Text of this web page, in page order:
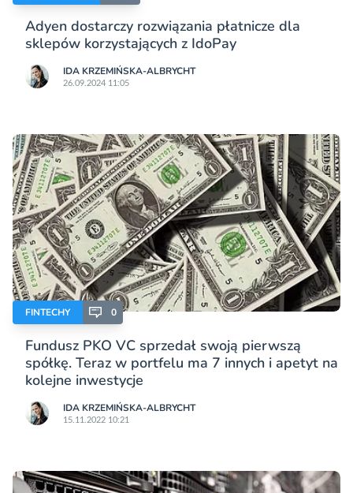
Adyen dostarczy rozwiązania płatnicze dla
sklepów korzystających z IdoPay
IDA KRZEMIŃSKA-ALBRYCHT
26.09.2024 11:05
FINTECHY 0
Fundusz PKO VC sprzedał swoją pierwszą
spółkę. Teraz w portfelu ma 7 innych i apetyt na
kolejne inwestycje
IDA KRZEMIŃSKA-ALBRYCHT
15.11.2022 10:21